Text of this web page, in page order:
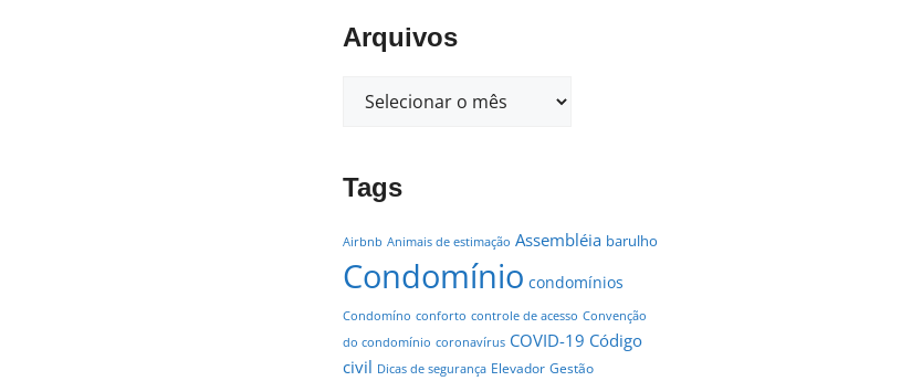
Arquivos
Tags
Airbnb Animais de estimação Assembléia barulho
Condomínio condomínios
Condomíno conforto controle de acesso Convenção
do condomínio coronavírus COVID-19 Código
civil Dicas de segurança Elevador Gestão